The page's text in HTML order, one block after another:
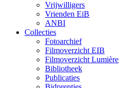
Vrijwilligers
Vrienden EiB
ANBI
Collecties
Fotoarchief
Filmoverzicht EIB
Filmoverzicht Lumière
Bibliotheek
Publicaties